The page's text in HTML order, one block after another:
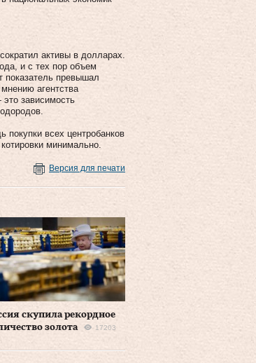
активы в долларах.
и с тех пор объем
показатель превышал
агентства
зависимость
покупки всех центробанков
минимально.
Версия для печати
скупила рекордное
золота
17203